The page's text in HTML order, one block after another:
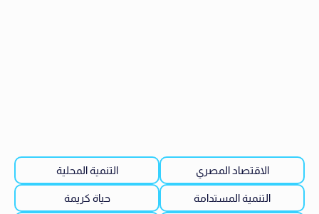
الاقتصاد المصري التنمية المحلية
التنمية المستدامة حياة كريمة